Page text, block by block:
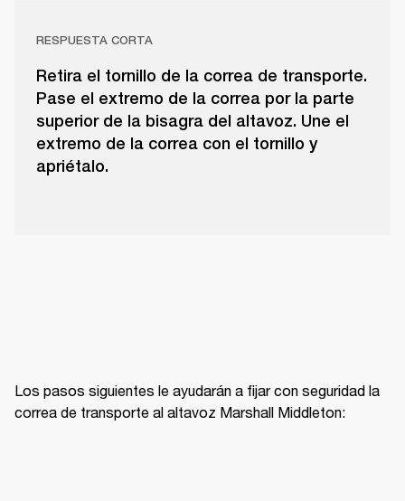
RESPUESTA CORTA
Retira el tornillo de la correa de transporte.
Pase el extremo de la correa por la parte
superior de la bisagra del altavoz. Une el
extremo de la correa con el tornillo y
apriétalo.
Los pasos siguientes le ayudarán a fijar con seguridad la
correa de transporte al altavoz Marshall Middleton: